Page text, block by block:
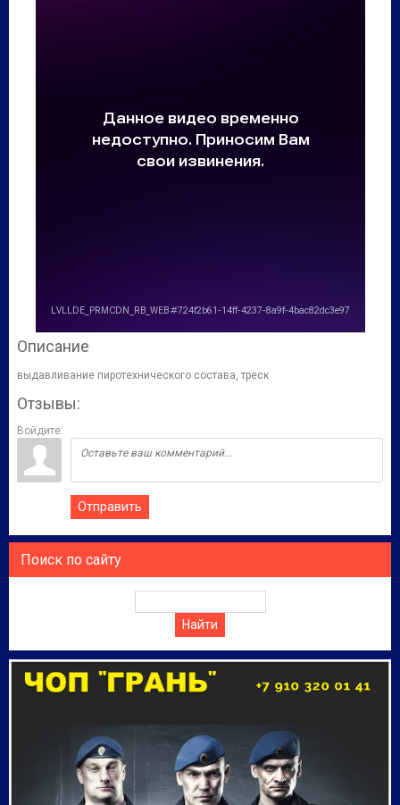
Описание
выдавливание пиротехнического состава, треск
Отзывы:
Войдите:
Отправить
Поиск по сайту